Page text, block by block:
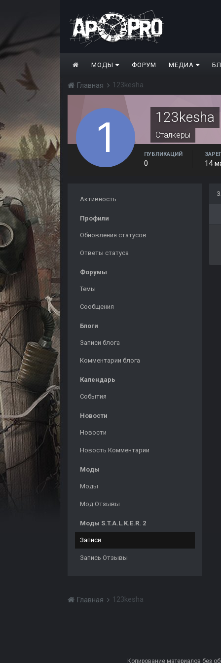
МОДЫ ФОРУМ МЕДИА
Главная 123kesha
123kesha
Сталкеры
ПУБЛИКАЦИЙ
0 14
Активность
Профили
Обновления статусов
Ответы статуса
Форумы
Темы
Сообщения
Блоги
Записи блога
Комментарии блога
Календарь
События
Новости
Новости
Новость Комментарии
Моды
Моды
Мод Отзывы
Моды S.T.A.L.K.E.R. 2
Записи
Запись Отзывы
Главная 123kesha
Копирование материалов без